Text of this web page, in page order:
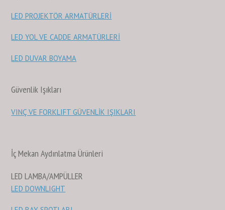
LED PROJEKTÖR ARMATÜRLERİ
LED YOL VE CADDE ARMATÜRLERİ
LED DUVAR BOYAMA
Güvenlik Işıkları
VINÇ VE FORKLIFT GÜVENLİK IŞIKLARI
İç Mekan Aydınlatma Ürünleri
LED LAMBA/AMPÜLLER
LED DOWNLIGHT